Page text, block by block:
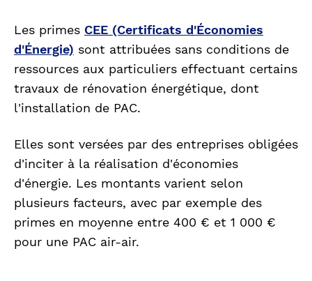
Les primes CEE (Certificats d'Économies
d'Énergie) sont attribuées sans conditions de
ressources aux particuliers effectuant certains
travaux de rénovation énergétique, dont
l'installation de PAC.
Elles sont versées par des entreprises obligées
d'inciter à la réalisation d'économies
d'énergie. Les montants varient selon
plusieurs facteurs, avec par exemple des
primes en moyenne entre 400 € et 1 000 €
pour une PAC air-air.